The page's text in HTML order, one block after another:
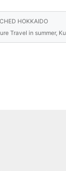
HOKKAIDO
Travel in summer,